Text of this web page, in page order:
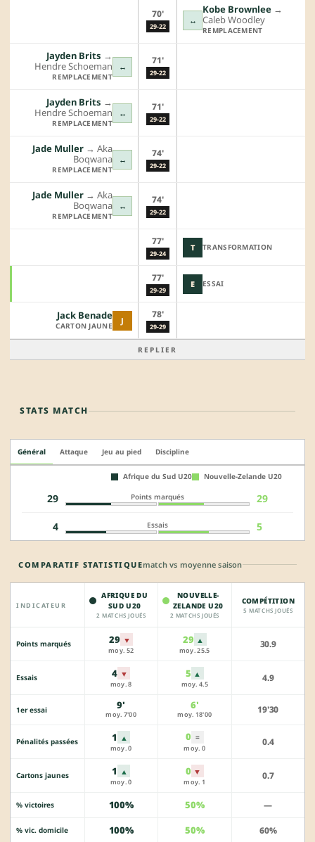
70'
29-22
↔
Kobe Brownlee →︎
Caleb Woodley
REMPLACEMENT
↔
Jayden Brits →︎
Hendre Schoeman
REMPLACEMENT
71'
29-22
↔
Jayden Brits →︎
Hendre Schoeman
REMPLACEMENT
71'
29-22
↔
Jade Muller →︎ Aka
Boqwana
REMPLACEMENT
74'
29-22
↔
Jade Muller →︎ Aka
Boqwana
REMPLACEMENT
74'
29-22
77'
29-24
T TRANSFORMATION
77'
29-29
E ESSAI
J
Jack Benade
CARTON JAUNE
78'
29-29
REPLIER
STATS MATCH
Général Attaque Jeu au pied Discipline
Afrique du Sud U20 Nouvelle-Zelande U20
29 Points marqués 29
4 Essais 5
COMPARATIF STATISTIQUEmatch vs moyenne saison
INDICATEUR
AFRIQUE DU
SUD U20
2 MATCHS JOUÉS
NOUVELLE-
ZELANDE U20
2 MATCHS JOUÉS
COMPÉTITION
5 MATCHS JOUÉS
Points marqués 29 ▼
moy. 52
29 ▲
moy. 25.5
30.9
Essais 4 ▼
moy. 8
5 ▲
moy. 4.5
4.9
1er essai 9'
moy. 7'00
6'
moy. 18'00 19'30
Pénalités passées 1 ▲
moy. 0
0 =
moy. 0
0.4
Cartons jaunes 1 ▲
moy. 0
0 ▼
moy. 1
0.7
% victoires 100% 50% —
% vic. domicile 100% 50% 60%